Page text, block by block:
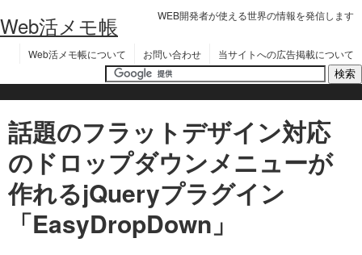
Web活メモ帳 WEB開発者が使える世界の情報を発信します
Web活メモ帳について お問い合わせ 当サイトへの広告掲載について
話題のフラットデザイン対応
のドロップダウンメニューが
作れるjQueryプラグイン
「EasyDropDown」